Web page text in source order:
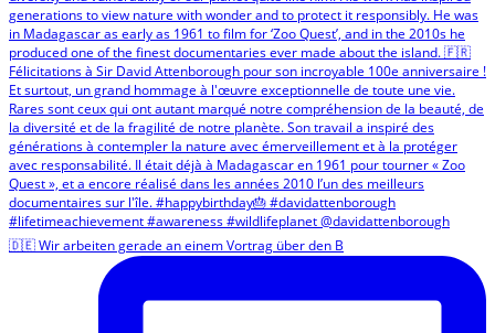
🇩🇪 Wir arbeiten gerade an einem Vortrag über den B